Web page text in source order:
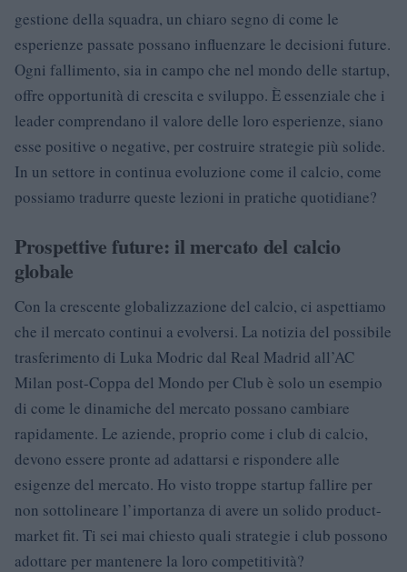
gestione della squadra, un chiaro segno di come le
esperienze passate possano influenzare le decisioni future.
Ogni fallimento, sia in campo che nel mondo delle startup,
offre opportunità di crescita e sviluppo. È essenziale che i
leader comprendano il valore delle loro esperienze, siano
esse positive o negative, per costruire strategie più solide.
In un settore in continua evoluzione come il calcio, come
possiamo tradurre queste lezioni in pratiche quotidiane?
Prospettive future: il mercato del calcio
globale
Con la crescente globalizzazione del calcio, ci aspettiamo
che il mercato continui a evolversi. La notizia del possibile
trasferimento di Luka Modric dal Real Madrid all’AC
Milan post-Coppa del Mondo per Club è solo un esempio
di come le dinamiche del mercato possano cambiare
rapidamente. Le aziende, proprio come i club di calcio,
devono essere pronte ad adattarsi e rispondere alle
esigenze del mercato. Ho visto troppe startup fallire per
non sottolineare l’importanza di avere un solido product-
market fit. Ti sei mai chiesto quali strategie i club possono
adottare per mantenere la loro competitività?